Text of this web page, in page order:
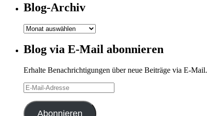
Blog-Archiv
Blog-
Blog via E-Mail abonnieren
Erhalte Benachrichtigungen über neue Beiträge via E-Mail.
E-
Mail-
Adresse
Abonnieren